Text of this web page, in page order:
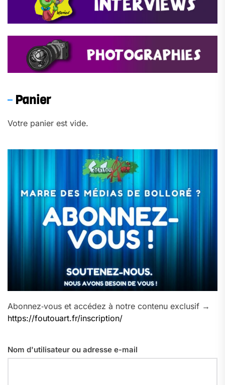
Panier
Votre panier est vide.
Abonnez‑vous et accédez à notre contenu exclusif →
https://foutouart.fr/inscription/
Nom d'utilisateur ou adresse e-mail